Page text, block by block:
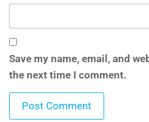
Save my name, email, and
the next time I comment.